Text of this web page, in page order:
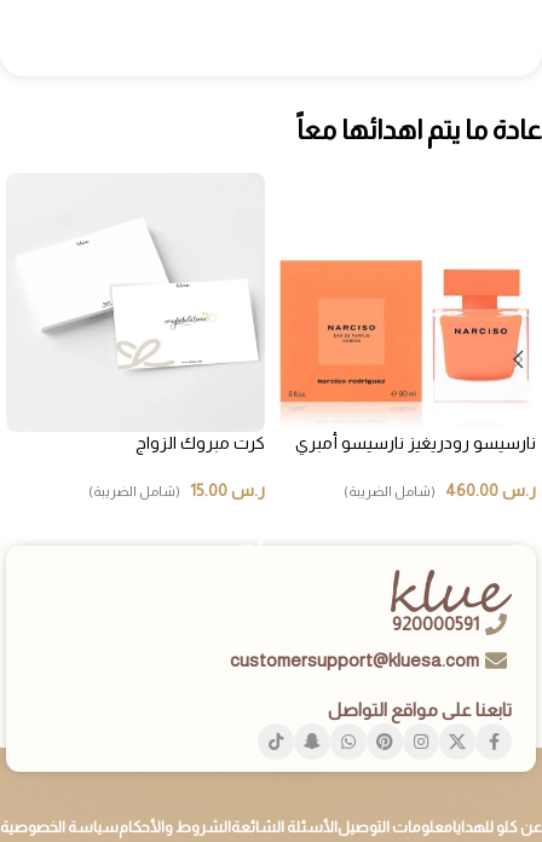
عادة ما يتم اهدائها معاً
نارسيسو رودريغيز نارسيسو أمبري
ر.س (شامل الضريبة)
كرت مبروك الزواج
ر.س (شامل الضريبة)
920000591
customersupport@kluesa.com
تابعنا على مواقع التواصل
عن كلو للهدايامعلومات التوصيلالأسئلة الشائعةالشروط والأحكامسياسة الخصوصية